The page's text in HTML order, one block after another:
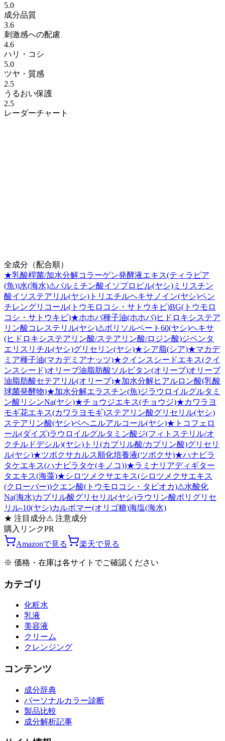
5.0
成分品質
3.6
刺激感への配慮
4.6
ハリ・コシ
5.0
ツヤ・質感
2.5
うるおい保護
2.5
レーダーチャート
全成分（配合順）
★乳酸桿菌/加水分解コラーゲン発酵液エキス(ティラピア
(魚))水(海水)⚠パルミチン酸イソプロピル(ヤシ) ミリスチン
酸イソステアリル(ヤシ) トリエチルヘキサノイン(ヤシ)ペン
チレングリコール(トウモロコシ・サトウキビ)BG(トウモロ
コシ・サトウキビ)★ホホバ種子油(ホホバ)ヒドロキシステア
リン酸コレステリル(ヤシ)⚠ポリソルベート60(ヤシ)ヘキサ
(ヒドロキシステアリン酸/ステアリン酸/ロジン酸)ジペンタ
エリスリチル(ヤシ)グリセリン(ヤシ)★シア脂(シア)★マカデ
ミア種子油(マカデミアナッツ)★クインスシードエキス(クイ
ンスシード)オリーブ油脂肪酸ソルビタン(オリーブ)オリーブ
油脂肪酸セテアリル(オリーブ)★加水分解ヒアルロン酸(乳酸
球菌発酵物)★加水分解エラスチン(魚)ジラウロイルグルタミ
ン酸リシンNa(ヤシ)★チョウジエキス(チョウジ)★カワラヨ
モギ花エキス(カワラヨモギ)ステアリン酸グリセリル(ヤシ)
ステアリン酸(ヤシ)ベヘニルアルコール(ヤシ)★ トコフェロ
ール(ダイズ)ラウロイルグルタミン酸ジ(フィトステリル/オ
クチルドデシル)(ヤシ) トリ(カプリル酸/カプリン酸)グリセリ
ル(ヤシ)★ツボクサカルス順化培養液(ツボクサ)★ハナビラ
タケエキス(ハナビラタケ(キノコ))★ラミナリアディギター
タエキス(海藻)★シロツメクサエキス(シロツメクサエキス
(クローバー))クエン酸(トウモロコシ・タピオカ)⚠水酸化
Na(海水)カプリル酸グリセリル(ヤシ)ラウリン酸ポリグリセ
リル-10(ヤシ)カルボマー(オリゴ糖)海塩(海水)
★ 注目成分⚠ 注意成分
購入リンクPR
Amazonで見る
楽天で見る
※ 価格・在庫は各サイトでご確認ください
カテゴリ
化粧水
乳液
美容液
クリーム
クレンジング
コンテンツ
成分辞典
パーソナルカラー診断
製品比較
成分解析記事